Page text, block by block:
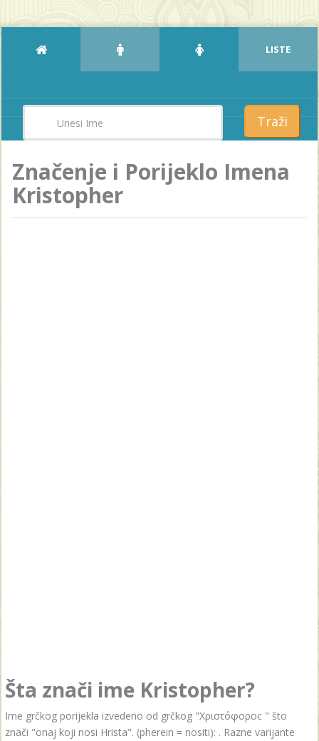
LISTE
Traži
Značenje i Porijeklo Imena
Kristopher
Šta znači ime Kristopher?
Ime grčkog porijekla izvedeno od grčkog "Χριστόφοροc " što
znači "onaj koji nosi Hrista". (pherein = nositi): . Razne varijante